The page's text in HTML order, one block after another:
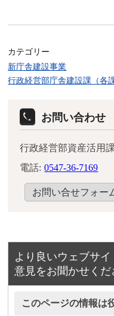
カテゴリー
新庁舎建設事業
行政経営部庁舎建設課（各
お問い合わせ
行政経営部資産活用
電話: 0547-36-7169
お問い合せフォー
より良いウェブサ
意見をお聞かせくだ
このページの情報は